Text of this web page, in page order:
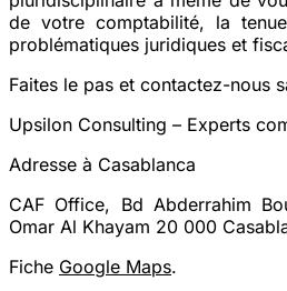
de votre comptabilité, la
problématiques juridiques et
Faites le pas et contactez-nous
Upsilon Consulting – Experts
Adresse à Casablanca
CAF Office, Bd Abderrahim
Omar Al Khayam 20 000
Fiche Google Maps.